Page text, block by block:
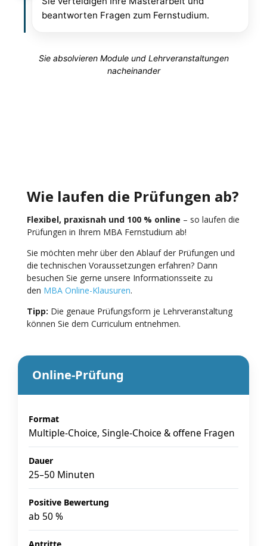
beantworten Fragen zum Fernstudium.
Sie absolvieren Module und Lehrveranstaltungen
nacheinander
Wie laufen die Prüfungen ab?
Flexibel, praxisnah und 100 % online – so laufen die
Prüfungen in Ihrem MBA Fernstudium ab!
Sie möchten mehr über den Ablauf der Prüfungen und
die technischen Voraussetzungen erfahren? Dann
besuchen Sie gerne unsere Informationsseite zu
den MBA Online-Klausuren.
Tipp: Die genaue Prüfungsform je Lehrveranstaltung
können Sie dem Curriculum entnehmen.
Online-Prüfung
Format
Multiple-Choice, Single-Choice & offene Fragen
Dauer
25–50 Minuten
Positive Bewertung
ab 50 %
Antritte